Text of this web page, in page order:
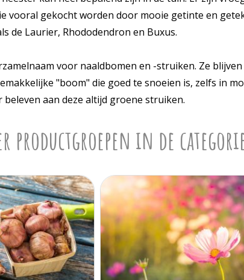
vooral gekocht worden door mooie getinte en
de Laurier, Rhododendron en Buxus.
voor naaldbomen en -struiken. Ze
"boom" die goed te snoeien is, zelfs in
beleven aan deze altijd groene struiken.
productgroepen in de